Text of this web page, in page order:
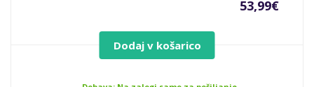
53,99€
Dodaj v košarico